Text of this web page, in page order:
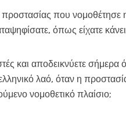
που νομοθέτησε
όπως είχατε
και αποδεικνύετε σήμερα
λαό, όταν η
νομοθετικό πλαίσιο;